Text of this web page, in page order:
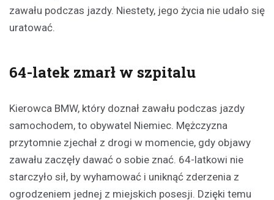
zawału podczas jazdy. Niestety, jego życia nie udało się
uratować.
64-latek zmarł w szpitalu
Kierowca BMW, który doznał zawału podczas jazdy
samochodem, to obywatel Niemiec. Mężczyzna
przytomnie zjechał z drogi w momencie, gdy objawy
zawału zaczęły dawać o sobie znać. 64-latkowi nie
starczyło sił, by wyhamować i uniknąć zderzenia z
ogrodzeniem jednej z miejskich posesji. Dzięki temu